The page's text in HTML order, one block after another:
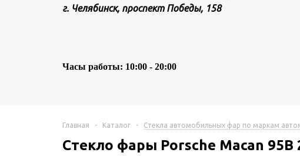
г. Челябинск, проспект Победы, 158
Часы работы: 10:00 - 20:00
Главная - Каталог - Стекла автомобильных фар по маркам
Стекло фары Porsche Macan 95B